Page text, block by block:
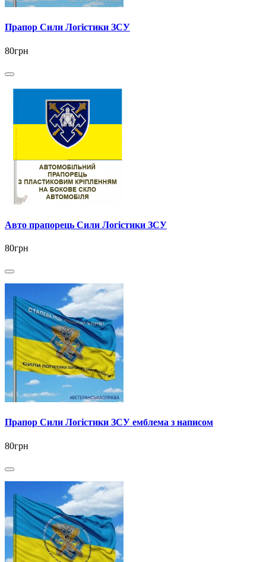
Прапор Сили Логістики ЗСУ
80грн
Авто прапорець Сили Логістики ЗСУ
80грн
Прапор Сили Логістики ЗСУ емблема з написом
80грн